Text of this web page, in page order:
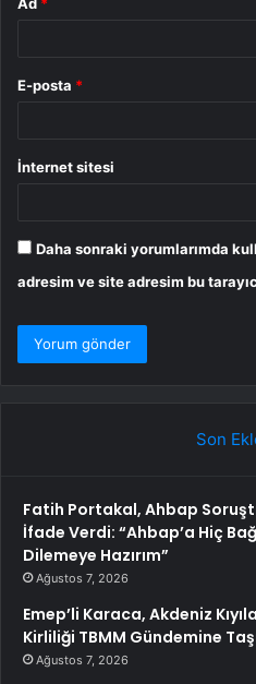
E-posta *
İnternet sitesi
Daha sonraki yorumlarımda
adresim ve site adresim bu
Son
Fatih Portakal, Ahbap
İfade Verdi: “Ahbap’a Hiç
Dilemeye Hazırım”
Ağustos 7, 2026
Emep’li Karaca, Akdeniz
Kirliliği TBMM Gündemine
Ağustos 7, 2026